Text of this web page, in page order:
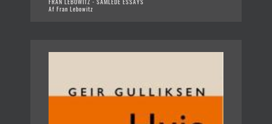
Af Fran Lebowitz